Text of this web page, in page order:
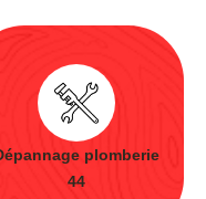
plomberie
44